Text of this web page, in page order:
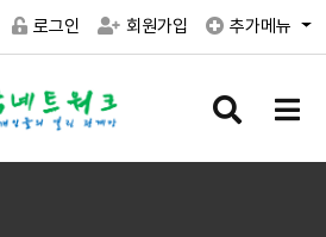
로그인 회원가입 추가메뉴
검
버
메
버